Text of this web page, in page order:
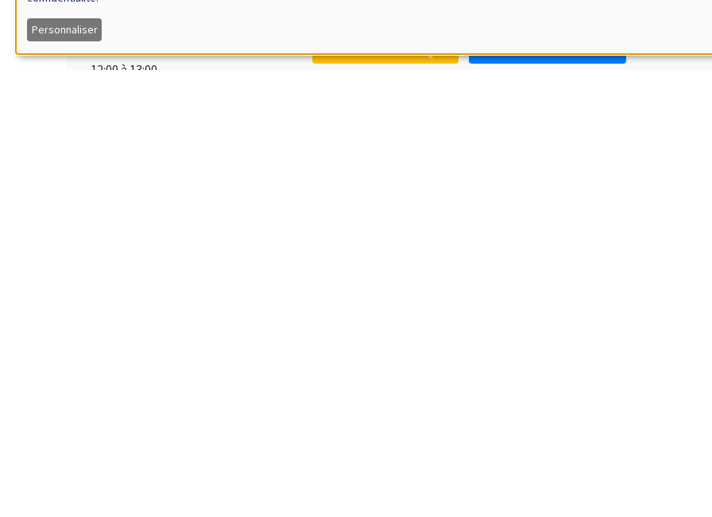
Vendredi 19 mars 2027
12:00 à 13:00
SÉMINAIRES THÉMATIQUES PUBLIC ECONOMICS SEMINAR
des
données
Personnaliser